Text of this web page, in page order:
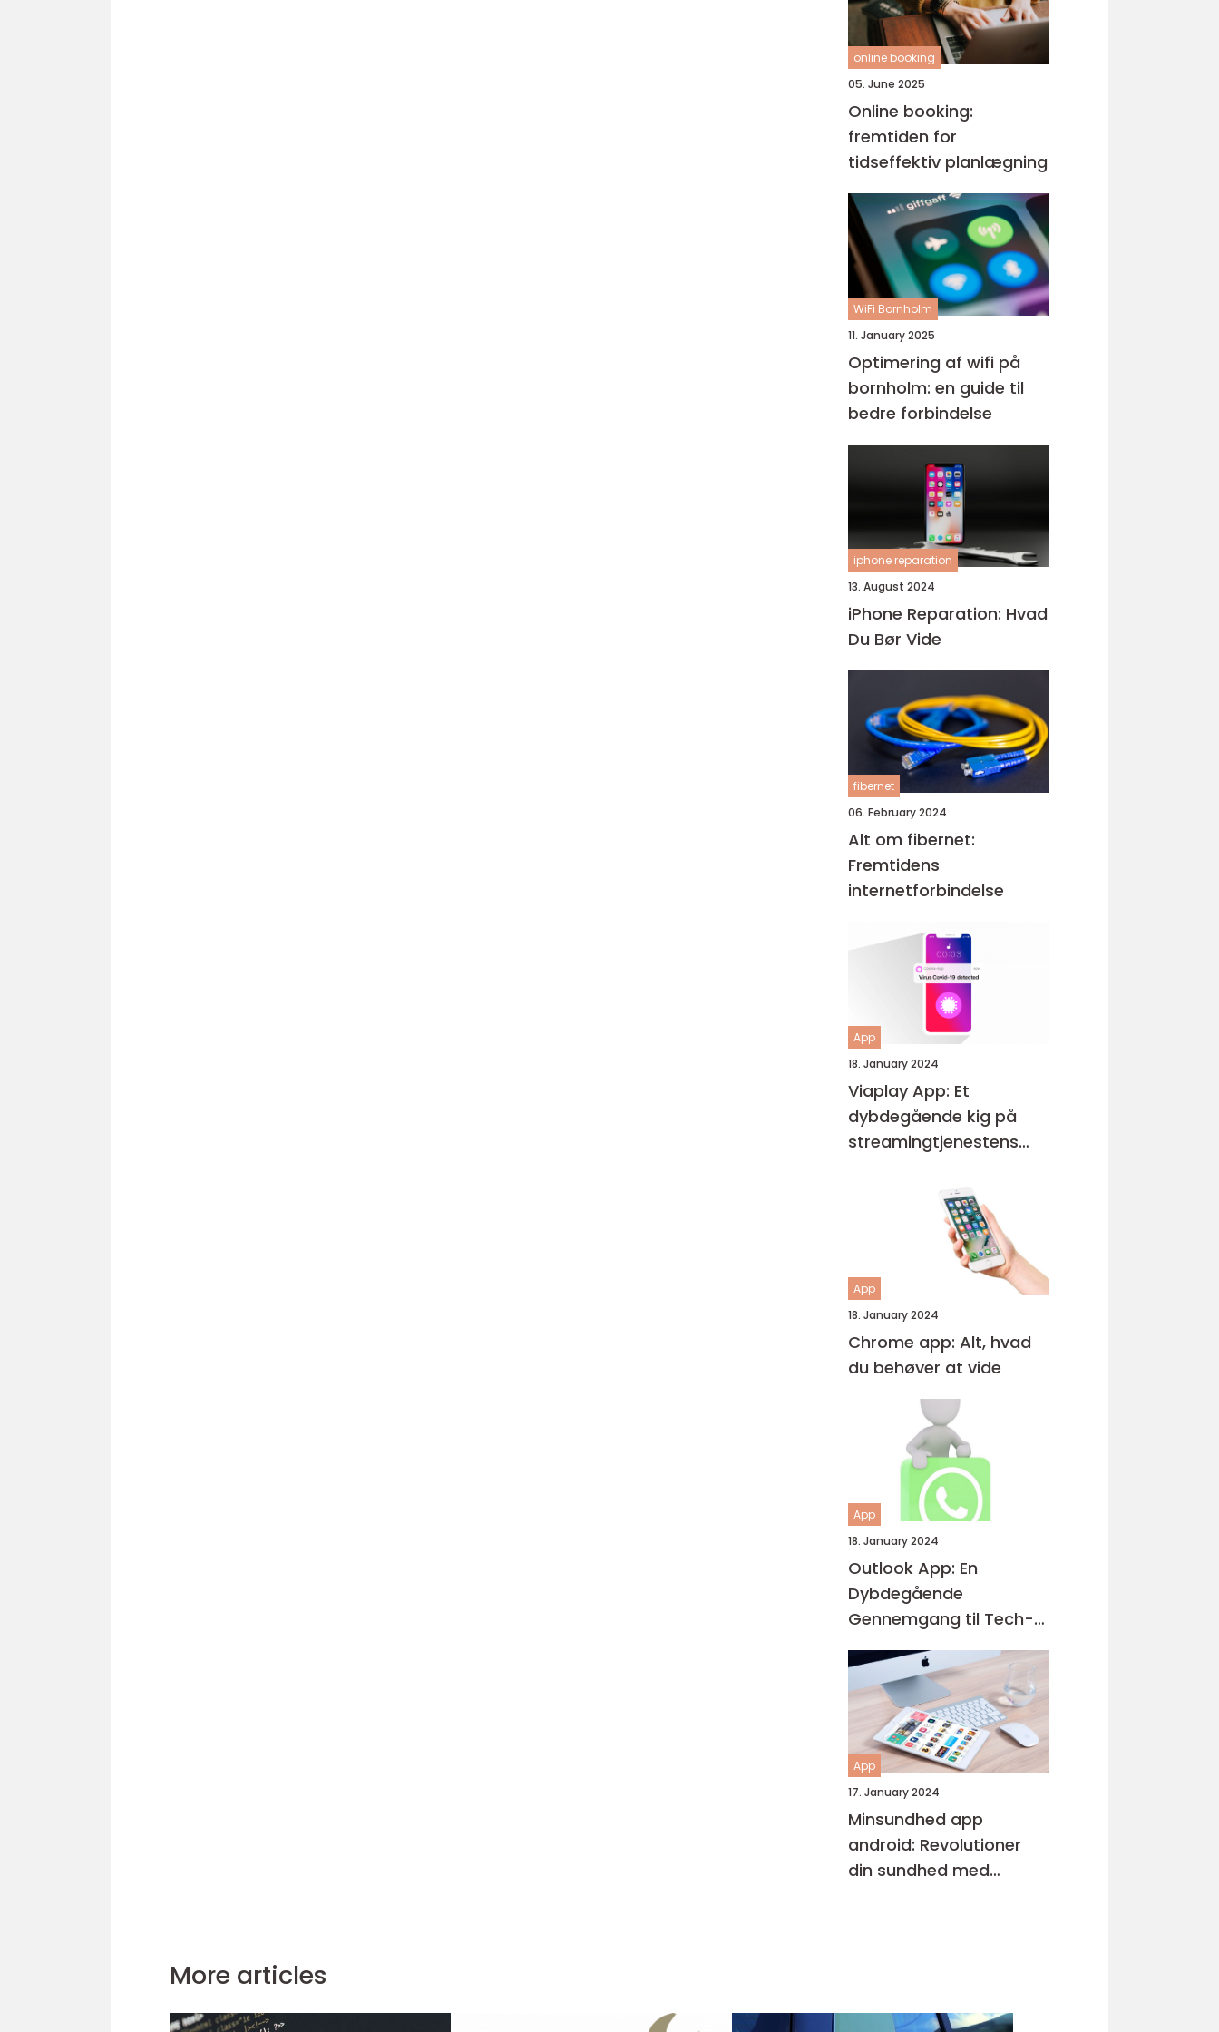
online booking
05. June 2025
Online booking:
fremtiden for
tidseffektiv planlægning
WiFi Bornholm
11. January 2025
Optimering af wifi på
bornholm: en guide til
bedre forbindelse
iphone reparation
13. August 2024
iPhone Reparation: Hvad
Du Bør Vide
fibernet
06. February 2024
Alt om fibernet:
Fremtidens
internetforbindelse
App
18. January 2024
Viaplay App: Et
dybdegående kig på
streamingtjenestens
App
18. January 2024
Chrome app: Alt, hvad
du behøver at vide
App
18. January 2024
Outlook App: En
Dybdegående
Gennemgang til Tech-
Entusiaster
App
17. January 2024
Minsundhed app
android: Revolutioner
din sundhed med
More articles